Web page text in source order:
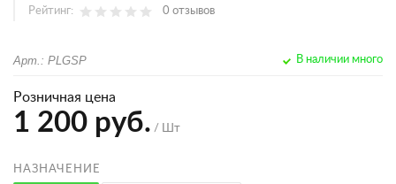
Рейтинг: 0 отзывов
Арт.: PLGSP В наличии много
Розничная цена
1 200 руб. / Шт
НАЗНАЧЕНИЕ